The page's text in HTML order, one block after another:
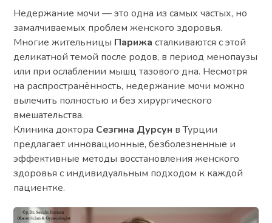
Недержание мочи — это одна из самых частых, но
замалчиваемых проблем женского здоровья.
Многие жительницы Парижа сталкиваются с этой
деликатной темой после родов, в период менопаузы
или при ослаблении мышц тазового дна. Несмотря
на распространённость, недержание мочи можно
вылечить полностью и без хирургического
вмешательства.
Клиника доктора Сезгина Дурсун в Турции
предлагает инновационные, безболезненные и
эффективные методы восстановления женского
здоровья с индивидуальным подходом к каждой
пациентке.